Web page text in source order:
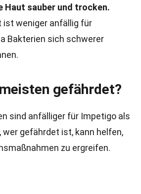
Haut sauber und trocken.
ist weniger anfällig für
Bakterien sich schwerer
gefährdet?
sind anfälliger für Impetigo als
wer gefährdet ist, kann helfen,
zu ergreifen.